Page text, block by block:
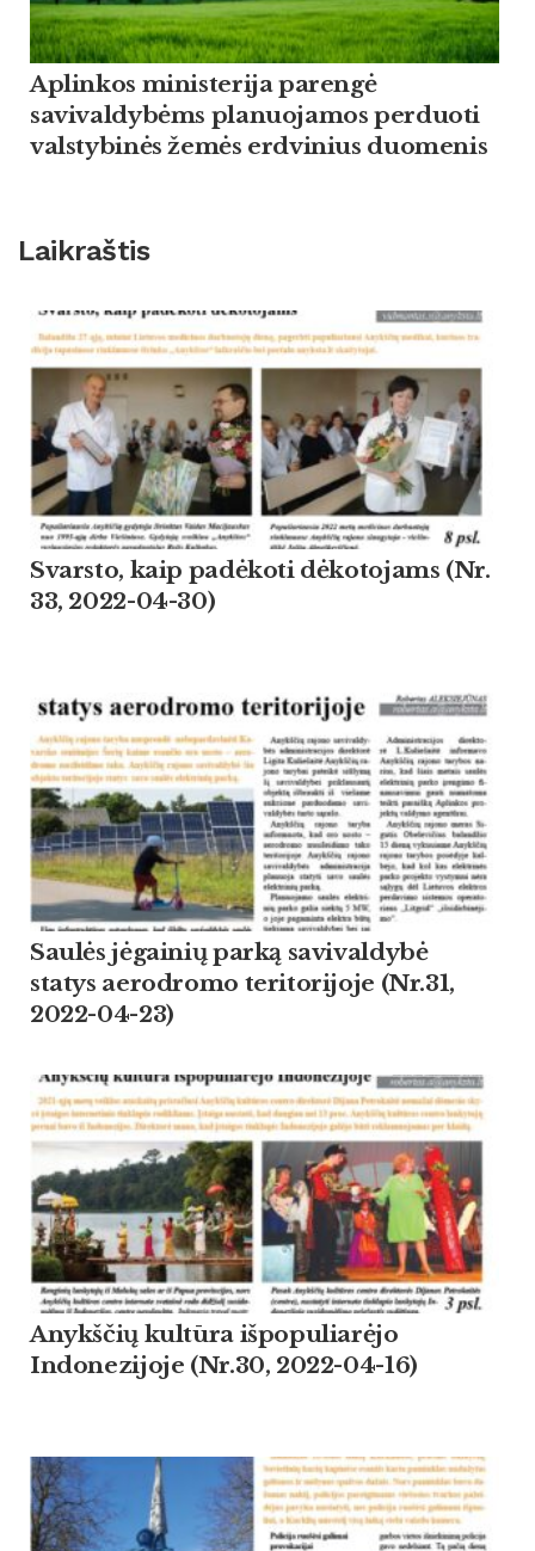
Aplinkos ministerija parengė
savivaldybėms planuojamos perduoti
valstybinės žemės erdvinius duomenis
Laikraštis
Svarsto, kaip padėkoti dėkotojams (Nr.
33, 2022-04-30)
Saulės jėgainių parką savivaldybė
statys aerodromo teritorijoje (Nr.31,
2022-04-23)
Anykščių kultūra išpopuliarėjo
Indonezijoje (Nr.30, 2022-04-16)